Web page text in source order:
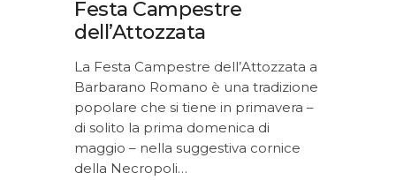
Festa Campestre
dell’Attozzata
La Festa Campestre dell’Attozzata a
Barbarano Romano è una tradizione
popolare che si tiene in primavera –
di solito la prima domenica di
maggio – nella suggestiva cornice
della Necropoli…